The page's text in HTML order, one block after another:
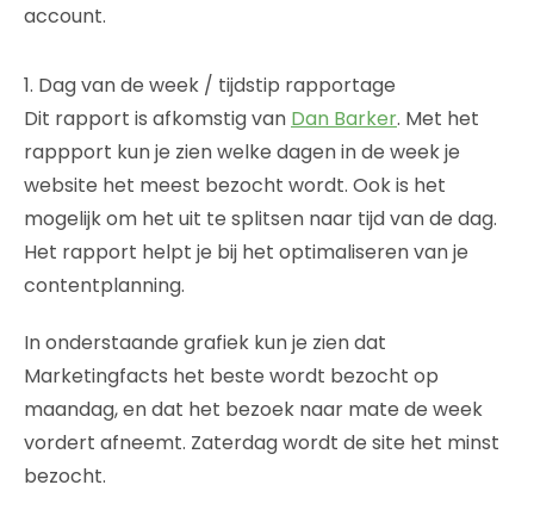
account.
1. Dag van de week / tijdstip rapportage
Dit rapport is afkomstig van Dan Barker. Met het
rappport kun je zien welke dagen in de week je
website het meest bezocht wordt. Ook is het
mogelijk om het uit te splitsen naar tijd van de dag.
Het rapport helpt je bij het optimaliseren van je
contentplanning.
In onderstaande grafiek kun je zien dat
Marketingfacts het beste wordt bezocht op
maandag, en dat het bezoek naar mate de week
vordert afneemt. Zaterdag wordt de site het minst
bezocht.